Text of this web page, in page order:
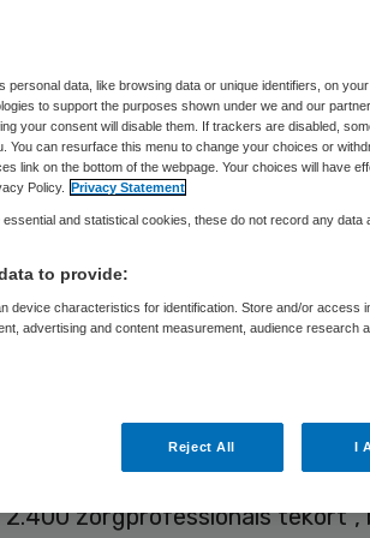
11 december 2024,15:54 2405 keer
krijgen 20 miljoen euro voor
Gezond Almere (PGA). De
gemeenten leek nog even roet
de SPUK-middelen mislopen,
1,2 miljoen euro bij tot 2028”,
Hanhof.
kampt Almere met een
bevolking. “Als we nu niets
zorgprofessionals
data, like browsing data or unique identifiers, on your
to support the purposes shown under we and our
your consent will disable them. If trackers are disabled,
You can resurface this menu to change your choices or
link on the bottom of the webpage. Your choices will have
Policy. Privacy Statement
and statistical cookies, these do not record any data
to provide:
device characteristics for identification. Store and/or access
advertising and content measurement, audience research
Reject All I